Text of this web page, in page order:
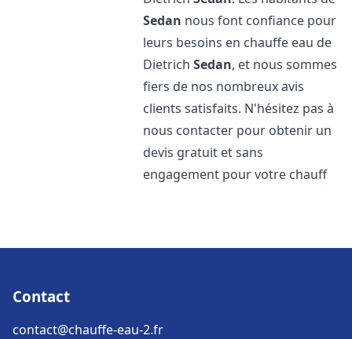
Sedan nous font confiance pour
leurs besoins en chauffe eau de
DietrichSedan, et nous sommes
fiers de nos nombreux avis
clients satisfaits. N'hésitez pas à
nous contacter pour obtenir un
devis gratuit et sans
engagement pour votre chauff
Contact
contact@chauffe-eau-2.fr